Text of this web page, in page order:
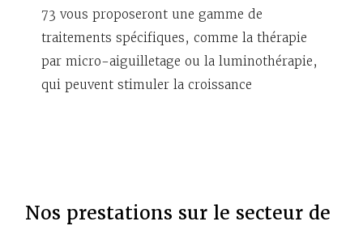
73 vous proposeront une gamme de
traitements spécifiques, comme la thérapie
par micro-aiguilletage ou la luminothérapie,
qui peuvent stimuler la croissance
Nos prestations sur le secteur de